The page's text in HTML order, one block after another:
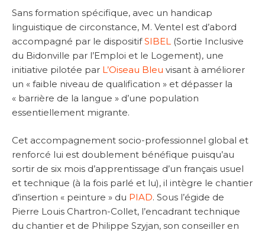
Sans formation spécifique, avec un handicap
linguistique de circonstance, M. Ventel est d’abord
accompagné par le dispositifSIBEL (Sortie Inclusive
du Bidonville par l’Emploi et le Logement), une
initiative pilotée par L’Oiseau Bleu visant à améliorer
un « faible niveau de qualification » et dépasser la
« barrière de la langue » d’une population
essentiellement migrante.
Cet accompagnement socio-professionnel global et
renforcé lui est doublement bénéfique puisqu’au
sortir de six mois d’apprentissage d’un français usuel
et technique (à la fois parlé et lu), il intègre le chantier
d’insertion « peinture » du PIAD. Sous l’égide de
Pierre Louis Chartron-Collet, l’encadrant technique
du chantier et de Philippe Szyjan, son conseiller en